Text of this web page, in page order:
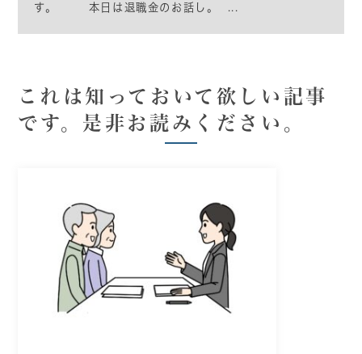
す。 本日は退職金のお話し。 ...
これは知っておいて欲しい記事
です。是非お読みください。